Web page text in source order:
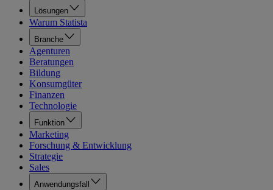
Lösungen
Warum Statista
Branche
Agenturen
Beratungen
Bildung
Konsumgüter
Finanzen
Technologie
Funktion
Marketing
Forschung & Entwicklung
Strategie
Sales
Anwendungsfall